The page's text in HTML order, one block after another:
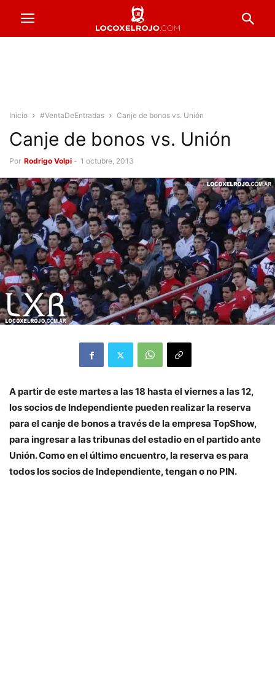
Inicio #VentaDeEntradas Canje de bonos vs. Unión
Canje de bonos vs. Unión
Por Rodrigo Volpi - 1 octubre, 2013
A partir de este martes a las 18 hasta el viernes a las 12,
los socios de Independiente pueden realizar la reserva
para el canje de bonos a través de la empresa TopShow,
para ingresar a las tribunas del estadio en el partido ante
Unión. Como en el último encuentro, la reserva es para
todos los socios de Independiente, tengan o no PIN.